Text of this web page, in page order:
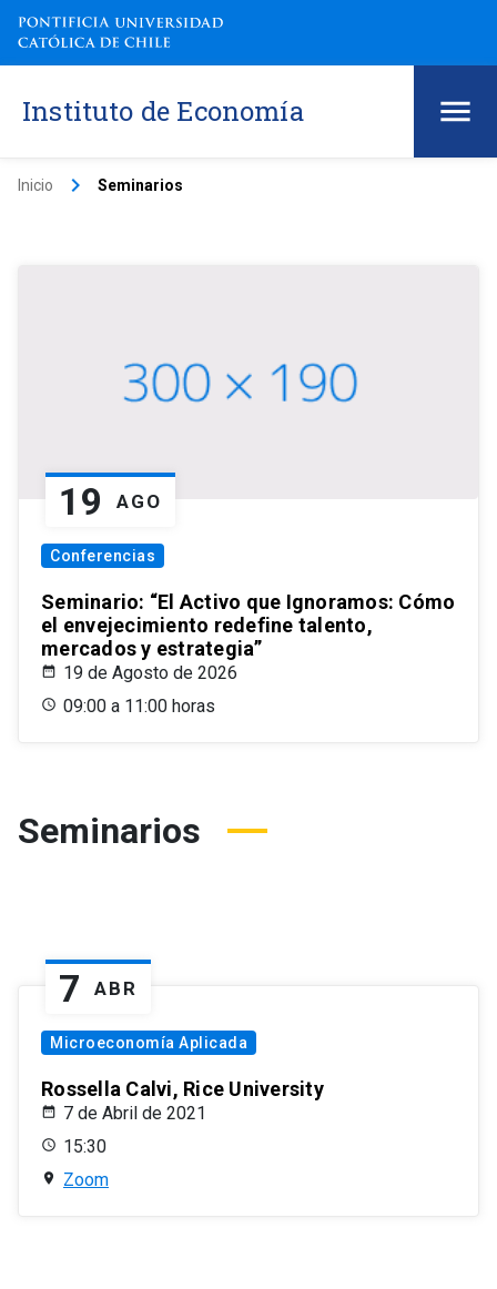
Instituto de Economía
Inicio keyboard_arrow_right Seminarios
19 AGO
Conferencias
Seminario: “El Activo que Ignoramos: Cómo
el envejecimiento redefine talento,
mercados y estrategia”
19 de Agosto de 2026
09:00 a 11:00 horas
Seminarios
7 ABR
Microeconomía Aplicada
Rossella Calvi, Rice University
7 de Abril de 2021
15:30
Zoom